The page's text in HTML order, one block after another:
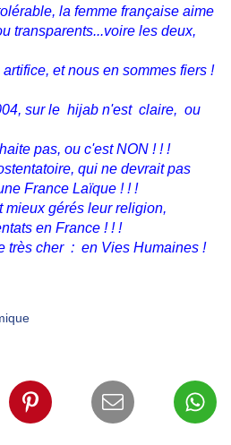
la femme française aime
transparents...voire les deux,
et nous en sommes fiers !
sur le hijab n'est claire, ou
pas, ou c'est NON ! ! !
qui ne devrait pas
France Laïque ! ! !
gérés leur religion,
en France ! ! !
très cher : en Vies Humaines !